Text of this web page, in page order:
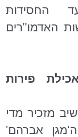
החסידות
האדמו"רים
פירות
מזכיר מדי
אברהם'